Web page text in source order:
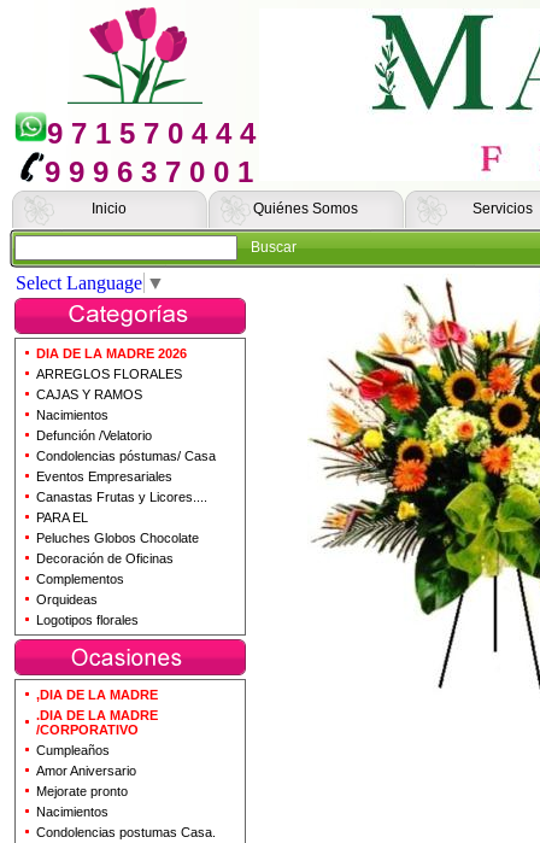
9 7 1 5 7 0 4 4 4
9 9 9 6 3 7 0 0 1
Inicio Quiénes Somos Servicios
Buscar
Select Language ▼
DIA DE LA MADRE 2026
ARREGLOS FLORALES
CAJAS Y RAMOS
Nacimientos
Defunción /Velatorio
Condolencias póstumas/ Casa
Eventos Empresariales
Canastas Frutas y Licores....
PARA EL
Peluches Globos Chocolate
Decoración de Oficinas
Complementos
Orquideas
Logotipos florales
,DIA DE LA MADRE
.DIA DE LA MADRE
/CORPORATIVO
Cumpleaños
Amor Aniversario
Mejorate pronto
Nacimientos
Condolencias postumas Casa.